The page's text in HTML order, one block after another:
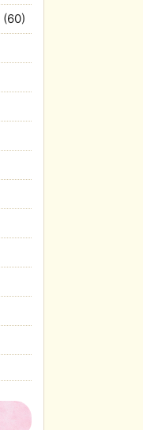
(60)